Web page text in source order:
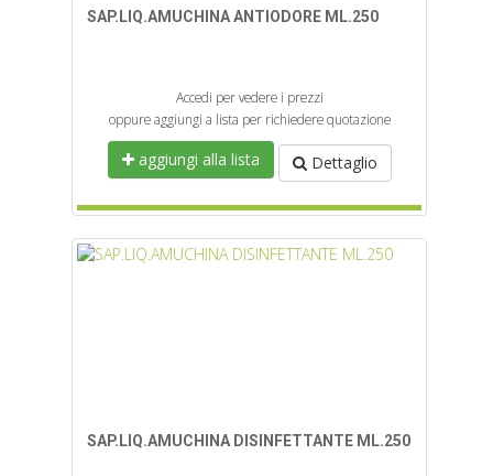
SAP.LIQ.AMUCHINA ANTIODORE ML.250
Accedi per vedere i prezzi
oppure aggiungi a lista per richiedere quotazione
aggiungi alla lista Dettaglio
SAP.LIQ.AMUCHINA DISINFETTANTE ML.250